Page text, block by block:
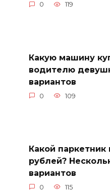
0 119
Какую машину
водителю
вариантов
0 109
Какой
рублей?
вариантов
0 115